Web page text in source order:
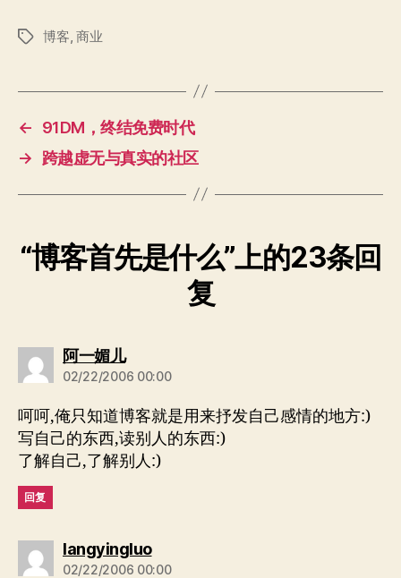
标
博客 商业
←
91DM，终结免费时代
→
跨越虚无与真实的社区
“博客首先是什么”上的23条回
复
阿一媚儿说：
02/22/2006 00:00
呵呵,俺只知道博客就是用来抒发自己感情的地方:)
写自己的东西,读别人的东西:)
了解自己,了解别人:)
回复
langyingluo说：
02/22/2006 00:00